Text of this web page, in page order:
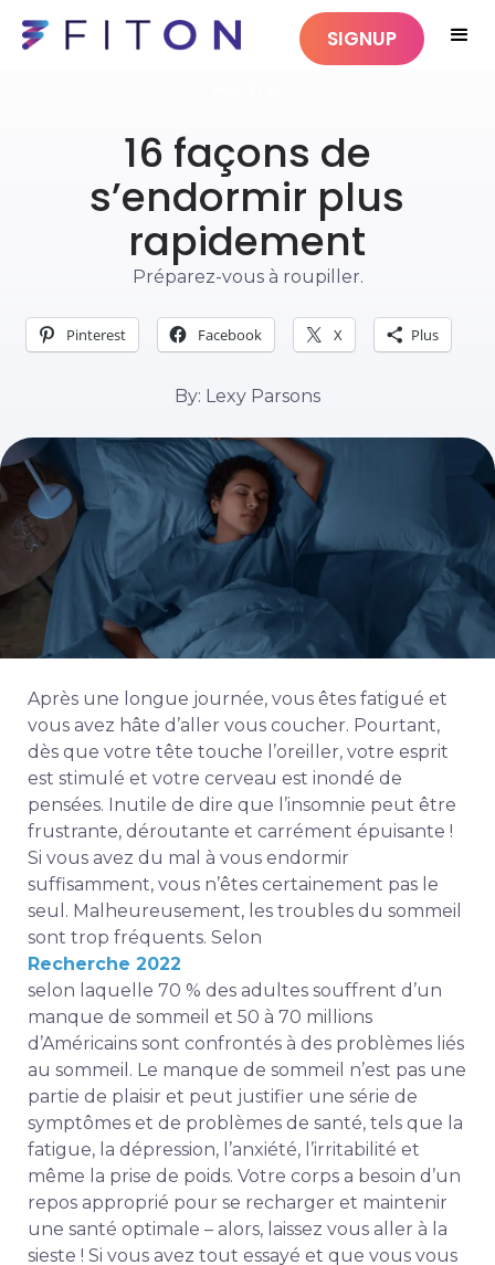
SIGNUP
16 façons de
s’endormir plus
rapidement
Préparez-vous à roupiller.
Pinterest Facebook X Plus
By: Lexy Parsons
Après une longue journée, vous êtes fatigué et
vous avez hâte d’aller vous coucher. Pourtant,
dès que votre tête touche l’oreiller, votre esprit
est stimulé et votre cerveau est inondé de
pensées. Inutile de dire que l’insomnie peut être
frustrante, déroutante et carrément épuisante !
Si vous avez du mal à vous endormir
suffisamment, vous n’êtes certainement pas le
seul. Malheureusement, les troubles du sommeil
sont trop fréquents. Selon
Recherche 2022
selon laquelle 70 % des adultes souffrent d’un
manque de sommeil et 50 à 70 millions
d’Américains sont confrontés à des problèmes liés
au sommeil. Le manque de sommeil n’est pas une
partie de plaisir et peut justifier une série de
symptômes et de problèmes de santé, tels que la
fatigue, la dépression, l’anxiété, l’irritabilité et
même la prise de poids. Votre corps a besoin d’un
repos approprié pour se recharger et maintenir
une santé optimale – alors, laissez vous aller à la
sieste ! Si vous avez tout essayé et que vous vous